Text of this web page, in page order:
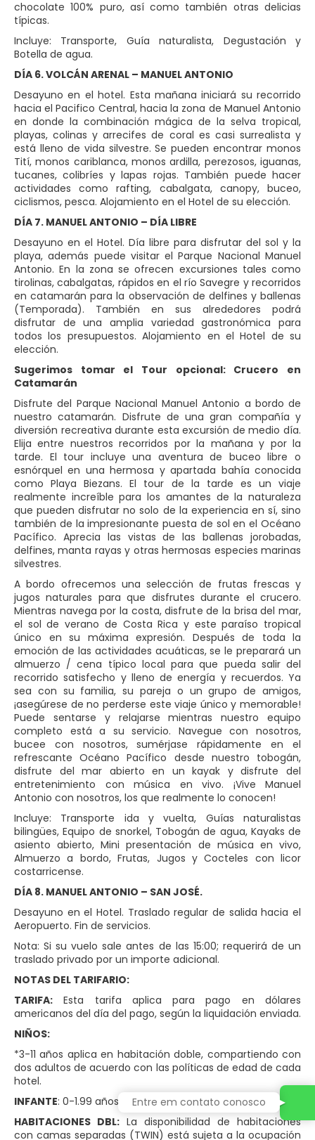
chocolate 100% puro, así como también otras delicias
típicas.
Incluye: Transporte, Guía naturalista, Degustación y
Botella de agua.
DÍA 6. VOLCÁN ARENAL – MANUEL ANTONIO
Desayuno en el hotel. Esta mañana iniciará su recorrido
hacia el Pacifico Central, hacia la zona de Manuel Antonio
en donde la combinación mágica de la selva tropical,
playas, colinas y arrecifes de coral es casi surrealista y
está lleno de vida silvestre. Se pueden encontrar monos
Tití, monos cariblanca, monos ardilla, perezosos, iguanas,
tucanes, colibríes y lapas rojas. También puede hacer
actividades como rafting, cabalgata, canopy, buceo,
ciclismos, pesca. Alojamiento en el Hotel de su elección.
DÍA 7. MANUEL ANTONIO – DÍA LIBRE
Desayuno en el Hotel. Día libre para disfrutar del sol y la
playa, además puede visitar el Parque Nacional Manuel
Antonio. En la zona se ofrecen excursiones tales como
tirolinas, cabalgatas, rápidos en el río Savegre y recorridos
en catamarán para la observación de delfines y ballenas
(Temporada). También en sus alrededores podrá
disfrutar de una amplia variedad gastronómica para
todos los presupuestos. Alojamiento en el Hotel de su
elección.
Sugerimos tomar el Tour opcional: Crucero en
Catamarán
Disfrute del Parque Nacional Manuel Antonio a bordo de
nuestro catamarán. Disfrute de una gran compañía y
diversión recreativa durante esta excursión de medio día.
Elija entre nuestros recorridos por la mañana y por la
tarde. El tour incluye una aventura de buceo libre o
esnórquel en una hermosa y apartada bahía conocida
como Playa Biezans. El tour de la tarde es un viaje
realmente increíble para los amantes de la naturaleza
que pueden disfrutar no solo de la experiencia en sí, sino
también de la impresionante puesta de sol en el Océano
Pacífico. Aprecia las vistas de las ballenas jorobadas,
delfines, manta rayas y otras hermosas especies marinas
silvestres.
A bordo ofrecemos una selección de frutas frescas y
jugos naturales para que disfrutes durante el crucero.
Mientras navega por la costa, disfrute de la brisa del mar,
el sol de verano de Costa Rica y este paraíso tropical
único en su máxima expresión. Después de toda la
emoción de las actividades acuáticas, se le preparará un
almuerzo / cena típico local para que pueda salir del
recorrido satisfecho y lleno de energía y recuerdos. Ya
sea con su familia, su pareja o un grupo de amigos,
¡asegúrese de no perderse este viaje único y memorable!
Puede sentarse y relajarse mientras nuestro equipo
completo está a su servicio. Navegue con nosotros,
bucee con nosotros, sumérjase rápidamente en el
refrescante Océano Pacífico desde nuestro tobogán,
disfrute del mar abierto en un kayak y disfrute del
entretenimiento con música en vivo. ¡Vive Manuel
Antonio con nosotros, los que realmente lo conocen!
Incluye: Transporte ida y vuelta, Guías naturalistas
bilingües, Equipo de snorkel, Tobogán de agua, Kayaks de
asiento abierto, Mini presentación de música en vivo,
Almuerzo a bordo, Frutas, Jugos y Cocteles con licor
costarricense.
DÍA 8. MANUEL ANTONIO – SAN JOSÉ.
Desayuno en el Hotel. Traslado regular de salida hacia el
Aeropuerto. Fin de servicios.
Nota: Si su vuelo sale antes de las 15:00; requerirá de un
traslado privado por un importe adicional.
NOTAS DEL TARIFARIO:
TARIFA: Esta tarifa aplica para pago en dólares
americanos del día del pago, según la liquidación enviada.
NIÑOS:
*3-11 años aplica en habitación doble, compartiendo con
dos adultos de acuerdo con las políticas de edad de cada
hotel.
INFANTE: 0-1.99 años, es gratis.
HABITACIONES DBL: La disponibilidad de habitaciones
con camas separadas (TWIN) está sujeta a la ocupación
Entre em contato conosco